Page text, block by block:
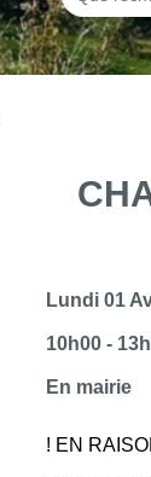
Lundi 01
10h00 -
En mairie
! EN